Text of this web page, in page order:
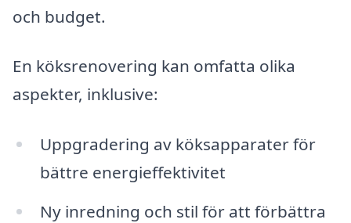
och budget.
En köksrenovering kan omfatta olika
aspekter, inklusive:
Uppgradering av köksapparater för
bättre energieffektivitet
Ny inredning och stil för att förbättra